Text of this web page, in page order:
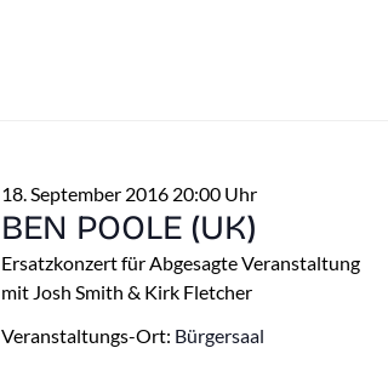
18. September 2016 20:00 Uhr
BEN POOLE (UK)
Ersatzkonzert für Abgesagte Veranstaltung
mit Josh Smith & Kirk Fletcher
Veranstaltungs-Ort: Bürgersaal